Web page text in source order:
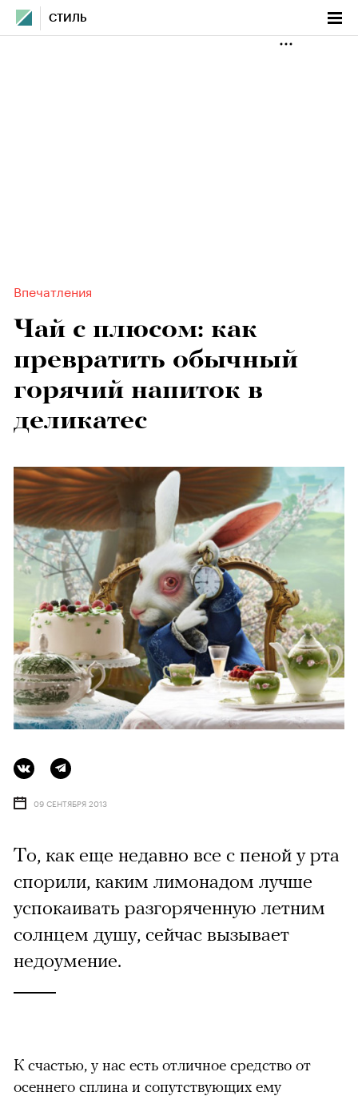
СТИЛЬ
Впечатления
Чай с плюсом: как
превратить обычный
горячий напиток в
деликатес
09 СЕНТЯБРЯ 2013
То, как еще недавно все с пеной у рта
спорили, каким лимонадом лучше
успокаивать разгоряченную летним
солнцем душу, сейчас вызывает
недоумение.
К счастью, у нас есть отличное средство от
осеннего сплина и сопутствующих ему